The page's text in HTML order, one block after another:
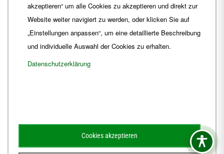
Schematismus Amtsblatt
akzeptieren“ um alle Cookies zu akzeptieren und direkt zur
Website weiter navigiert zu werden, oder klicken Sie auf
„Einstellungen anpassen“, um eine detaillierte Beschreibung
und individuelle Auswahl der Cookies zu erhalten.
Datenschutzerklärung
Cookies akzeptieren